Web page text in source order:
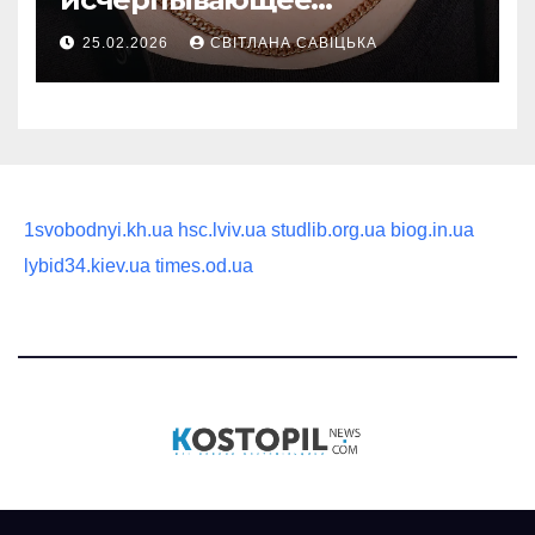
руководство по выбору
статусного украшения
25.02.2026 СВІТЛАНА САВІЦЬКА
1svobodnyi.kh.ua hsc.lviv.ua studlib.org.ua biog.in.ua
lybid34.kiev.ua times.od.ua